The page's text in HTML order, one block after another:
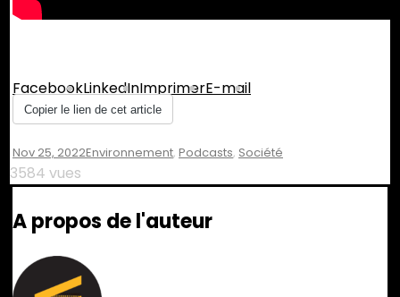
FacebookLinkedInImprimerE-mail
Copier le lien de cet article
Nov 25, 2022Environnement, Podcasts, Société
3584 vues
A propos de l'auteur